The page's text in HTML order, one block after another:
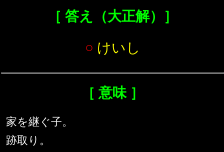
［ 答え（大正解）］
○ けいし
［ 意味 ］
家を継ぐ子。
跡取り。